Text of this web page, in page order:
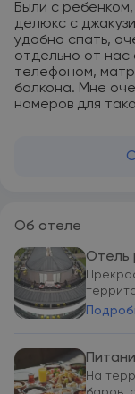
Были с
делюкс с
удобно спать,
отдельно от нас
телефоном,
балкона. Мне
номеров для
Об отеле
Отель
На